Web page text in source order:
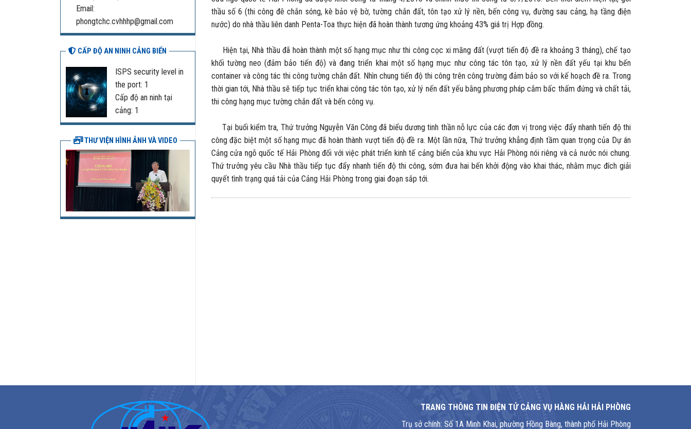
Email:
phongtchc.cvhhhp@gmail.com
CẤP ĐỘ AN NINH CẢNG BIỂN
ISPS security level in
the port: 1
Cấp độ an ninh tại
cảng: 1
THƯ VIỆN HÌNH ẢNH VÀ VIDEO
thầu số 6 (thi công đê chắn sóng, kè bảo vệ bờ, tường chắn đất, tôn tạo xử lý nền, bến công vụ, đường sau cảng, hạ tầng điện
nước) do nhà thầu liên danh Penta-Toa thực hiện đã hoàn thành tương ứng khoảng 43% giá trị Hợp đồng.
Hiện tại, Nhà thầu đã hoàn thành một số hạng mục như thi công cọc xi măng đất (vượt tiến độ đề ra khoảng 3 tháng), chế tạo
khối tường neo (đảm bảo tiến độ) và đang triển khai một số hạng mục như công tác tôn tạo, xử lý nền đất yếu tại khu bến
container và công tác thi công tường chắn đất. Nhìn chung tiến độ thi công trên công trường đảm bảo so với kế hoạch đề ra. Trong
thời gian tới, Nhà thầu sẽ tiếp tục triển khai công tác tôn tạo, xử lý nến đất yếu bằng phương pháp cắm bấc thấm đứng và chất tải,
thi công hạng mục tường chắn đất và bến công vụ.
Tại buổi kiểm tra, Thứ trưởng Nguyễn Văn Công đã biểu dương tinh thần nỗ lực của các đơn vị trong việc đẩy nhanh tiến độ thi
công đặc biệt một số hạng mục đã hoàn thành vượt tiến độ đề ra. Một lần nữa, Thứ trưởng khẳng định tầm quan trọng của Dự án
Cảng cửa ngõ quốc tế Hải Phòng đối với việc phát triển kinh tế cảng biển của khu vực Hải Phòng nói riêng và cả nước nói chung.
Thứ trưởng yêu cầu Nhà thầu tiếp tục đẩy nhanh tiến độ thi công, sớm đưa hai bến khởi động vào khai thác, nhằm mục đích giải
quyết tình trạng quá tải của Cảng Hải Phòng trong giai đoạn sắp tới.
TRANG THÔNG TIN ĐIỆN TỬ CẢNG VỤ HÀNG HẢI HẢI PHÒNG
Trụ sở chính: Số 1A Minh Khai, phường Hồng Bàng, thành phố Hải Phòng